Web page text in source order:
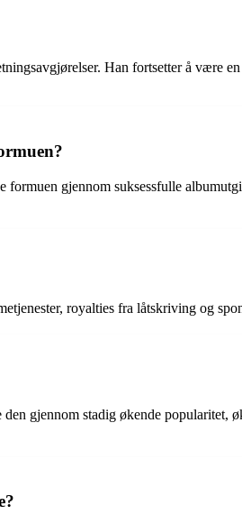
Han fortsetter å være
gjennom suksessfulle
royalties fra låtskriving og
gjennom stadig økende popularitet,